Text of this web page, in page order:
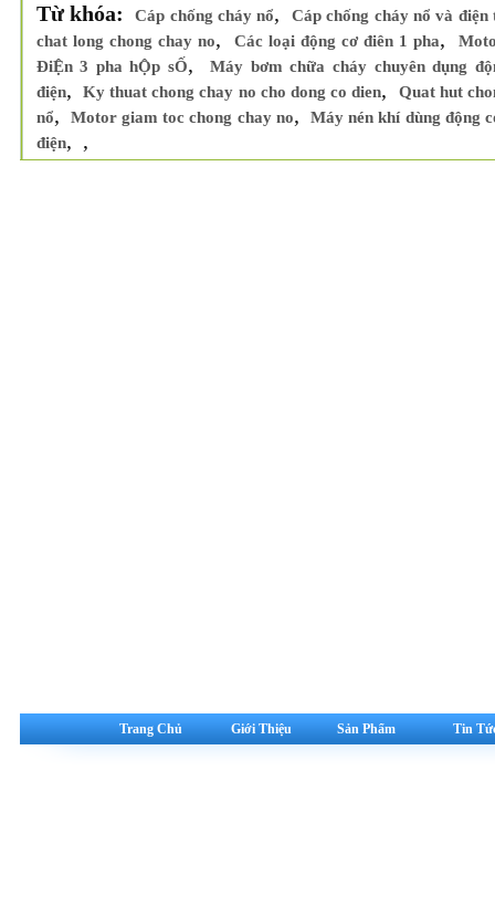
Từ khóa: Cáp chống cháy nổ,Cáp chống cháy nổ và điện
chat long chong chay no, Các loại động cơ điên 1 pha,
ĐiỆn 3 pha hỘp sỐ,Máy bơm chữa cháy chuyên dụng
điện, Ky thuat chong chay no cho dong co dien,
Quat hut
nổ, Motor giam toc chong chay no,Máy nén khí dùng động
điện, ,
Trang Chủ Giới Thiệu Sản Phẩm Tin